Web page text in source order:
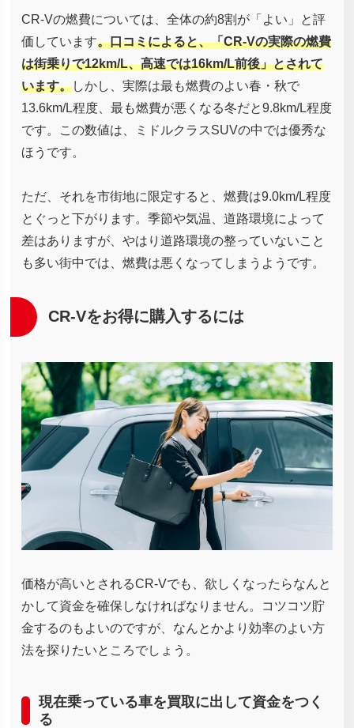
CR-Vの燃費については、全体の約8割が「よい」と評
価しています。口コミによると、「CR-Vの実際の燃費
は街乗りで12km/L、高速では16km/L前後」とされて
います。しかし、実際は最も燃費のよい春・秋で
13.6km/L程度、最も燃費が悪くなる冬だと9.8km/L程度
です。この数値は、ミドルクラスSUVの中では優秀な
ほうです。
ただ、それを市街地に限定すると、燃費は9.0km/L程度
とぐっと下がります。季節や気温、道路環境によって
差はありますが、やはり道路環境の整っていないこと
も多い街中では、燃費は悪くなってしまうようです。
CR-Vをお得に購入するには
価格が高いとされるCR-Vでも、欲しくなったらなんと
かして資金を確保しなければなりません。コツコツ貯
金するのもよいのですが、なんとかより効率のよい方
法を探りたいところでしょう。
現在乗っている車を買取に出して資金をつく
る